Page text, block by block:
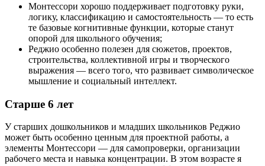
Монтессори хорошо поддерживает подготовку руки,
логику, классификацию и самостоятельность — то есть
те базовые когнитивные функции, которые станут
опорой для школьного обучения;
Реджио особенно полезен для сюжетов, проектов,
строительства, коллективной игры и творческого
выражения — всего того, что развивает символическое
мышление и социальный интеллект.
Старше 6 лет
У старших дошкольников и младших школьников Реджио
может быть особенно ценным для проектной работы, а
элементы Монтессори — для самопроверки, организации
рабочего места и навыка концентрации. В этом возрасте я